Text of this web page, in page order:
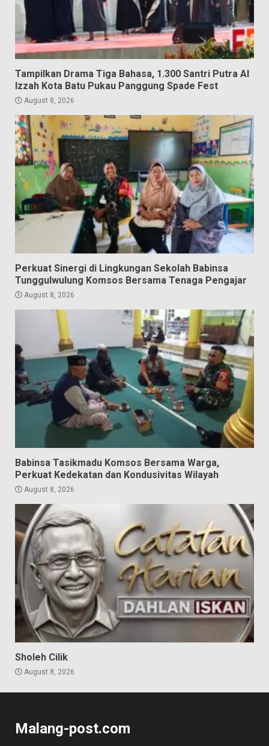
Tampilkan Drama Tiga Bahasa, 1.300 Santri Putra Al
Izzah Kota Batu Pukau Panggung Spade Fest
August 8, 2026
Perkuat Sinergi di Lingkungan Sekolah Babinsa
Tunggulwulung Komsos Bersama Tenaga Pengajar
August 8, 2026
Babinsa Tasikmadu Komsos Bersama Warga,
Perkuat Kedekatan dan Kondusivitas Wilayah
August 8, 2026
Sholeh Cilik
August 8, 2026
Malang-post.com